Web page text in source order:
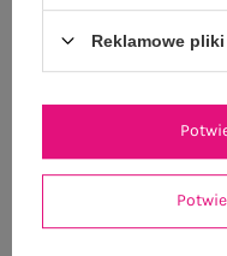
Reklamowe